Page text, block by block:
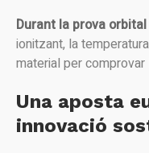
Durant la prova
ionitzant, la
material per
Una aposta
innovació